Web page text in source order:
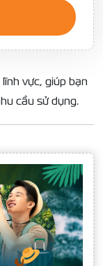
vực, giúp bạn
cầu sử dụng.